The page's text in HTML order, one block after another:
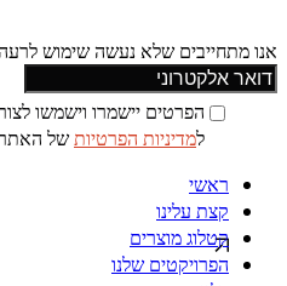
אנו מתחייבים שלא נעשה שימוש
הפרטים יישמרו וישמשו
למדיניות הפרטיותשל
ראשי
קצת עלינו
קטלוג מוצרים
הפרויקטים שלנו